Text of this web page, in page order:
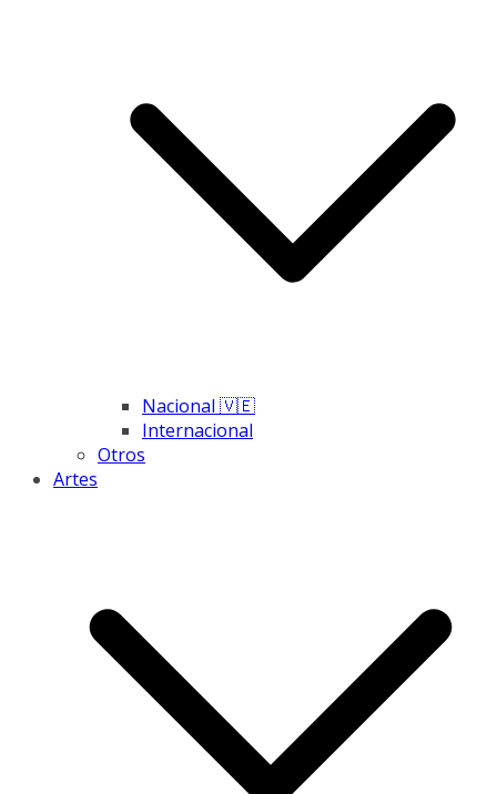
Nacional 🇻🇪
Internacional
Otros
Artes